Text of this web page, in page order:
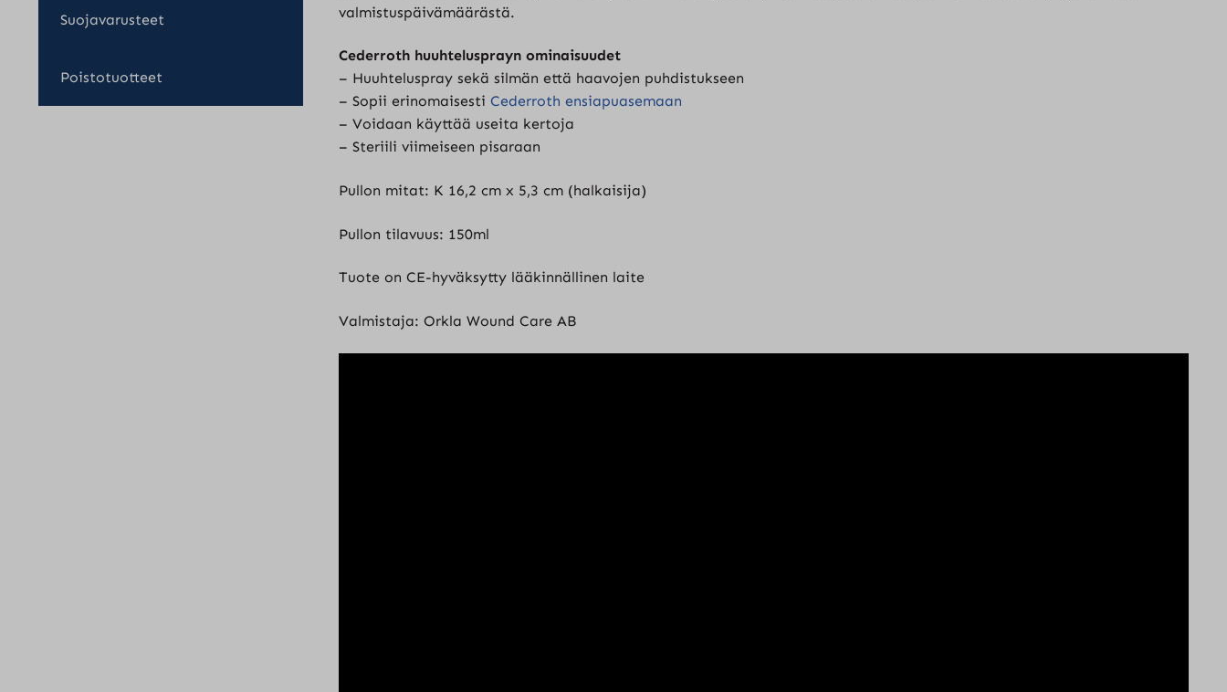
valmistuspäivämäärästä.
Cederroth huuhtelusprayn ominaisuudet
– Huuhteluspray sekä silmän että haavojen puhdistukseen
– Sopii erinomaisesti Cederroth ensiapuasemaan
– Voidaan käyttää useita kertoja
– Steriili viimeiseen pisaraan
Pullon mitat: K 16,2 cm x 5,3 cm (halkaisija)
Pullon tilavuus: 150ml
Tuote on CE-hyväksytty lääkinnällinen laite
Valmistaja: Orkla Wound Care AB
Suojavarusteet
Poistotuotteet